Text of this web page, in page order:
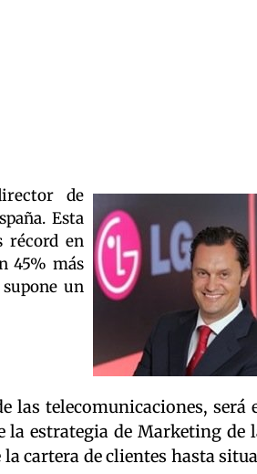
de
Esta
récord en
45% más
un
las telecomunicaciones, será
la estrategia de Marketing de
cartera de clientes hasta